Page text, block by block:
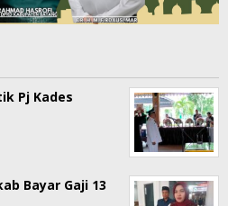
Pj Kades
Bayar Gaji 13